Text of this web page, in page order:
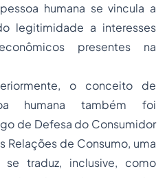
humana se vincula a
legitimidade a interesses
presentes na
o conceito de
humana também foi
de Defesa do Consumidor
Relações de Consumo, uma
traduz, inclusive, como